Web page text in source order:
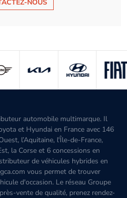
NOUS
automobile multimarque. Il
et Hyundai en France avec 146
l’Aquitaine, l'Île-de-France,
la Corse et 6 concessions en
de véhicules hybrides en
vous permet de trouver
d'occasion. Le réseau Groupe
vente de qualité, prenez rendez-